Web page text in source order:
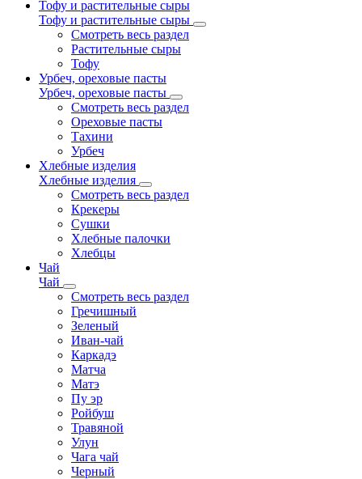
Тофу и растительные сыры
Тофу и растительные сыры
Смотреть весь раздел
Растительные сыры
Тофу
Урбеч, ореховые пасты
Урбеч, ореховые пасты
Смотреть весь раздел
Ореховые пасты
Тахини
Урбеч
Хлебные изделия
Хлебные изделия
Смотреть весь раздел
Крекеры
Сушки
Хлебные палочки
Хлебцы
Чай
Чай
Смотреть весь раздел
Гречишный
Зеленый
Иван-чай
Каркадэ
Матча
Матэ
Пу эр
Ройбуш
Травяной
Улун
Чага чай
Черный